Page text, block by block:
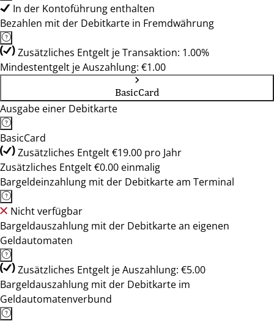
In der Kontoführung enthalten
Bezahlen mit der Debitkarte in Fremdwährung
Zusätzliches Entgelt je Transaktion: 1.00%
Mindestentgelt je Auszahlung: €1.00
BasicCard
Ausgabe einer Debitkarte
BasicCard
Zusätzliches Entgelt €19.00 pro Jahr
Zusätzliches Entgelt €0.00 einmalig
Bargeldeinzahlung mit der Debitkarte am Terminal
Nicht verfügbar
Bargeldauszahlung mit der Debitkarte an eigenen
Geldautomaten
Zusätzliches Entgelt je Auszahlung: €5.00
Bargeldauszahlung mit der Debitkarte im
Geldautomatenverbund